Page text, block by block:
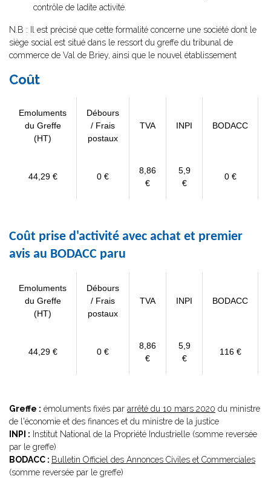
contrôle de ladite activité.
N.B : Il est précisé que cette formalité concerne une société dont le
siège social est situé dans le ressort du greffe du tribunal de
commerce de Val de Briey, ainsi que le nouvel établissement
Coût
Emoluments
du Greffe
(HT)
Débours
/ Frais
postaux
TVA INPI BODACC
44,29 € 0 €
8,86
€
5,9
€
0 €
Coût prise d'activité avec achat et premier
avis au BODACC paru
Emoluments
du Greffe
(HT)
Débours
/ Frais
postaux
TVA INPI BODACC
44,29 € 0 €
8,86
€
5,9
€
116 €
Greffe : émoluments fixés par arrêté du 10 mars 2020 du ministre
de l'économie et des finances et du ministre de la justice
INPI : Institut National de la Propriété Industrielle (somme reversée
par le greffe)
BODACC : Bulletin Officiel des Annonces Civiles et Commerciales
(somme reversée par le greffe)